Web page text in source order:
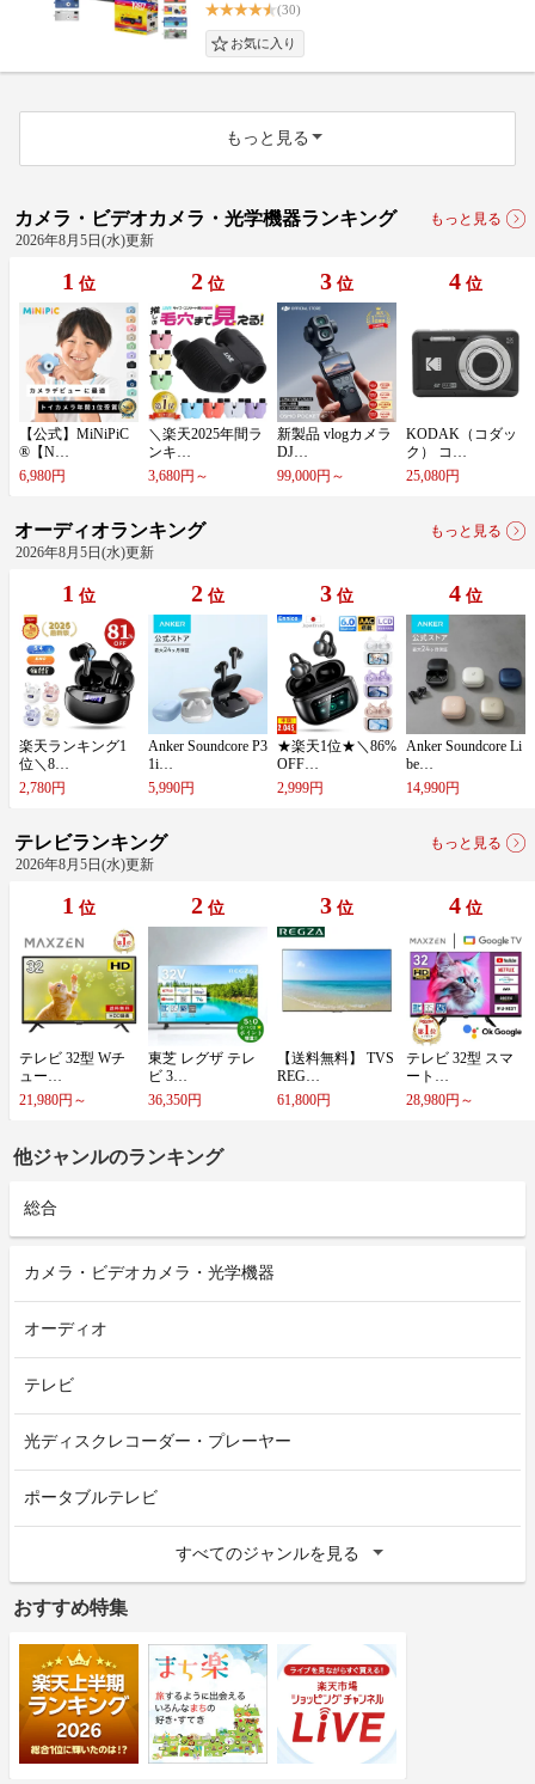
(30)
もっと見る
カメラ・ビデオカメラ・光学機器ランキング
もっと見る
2026年8月5日(水)更新
1 位
【​公​式​】​M​i​N​i​P​i​C​
®​【​N​…
6,980円
2 位
＼​楽​天​2​0​2​5​年​間​ラ​
ン​キ​…
3,680円～
3 位
新​製​品​ ​v​l​o​g​カ​メ​ラ​ ​
D​J​…
99,000円～
4 位
K​O​D​A​K​（​コ​ダ​ッ​
ク​）​ ​コ​…
25,080円
オーディオランキング
もっと見る
2026年8月5日(水)更新
1 位
楽​天​ラ​ン​キ​ン​グ​1​
位​＼​8​…
2,780円
2 位
A​n​k​e​r​ ​S​o​u​n​d​c​o​r​e​ ​P​3​
1​i​…
5,990円
3 位
★​楽​天​1​位​★​＼​8​6​%​
O​F​F​…
2,999円
4 位
A​n​k​e​r​ ​S​o​u​n​d​c​o​r​e​ ​L​i​
b​e​…
14,990円
テレビランキング
もっと見る
2026年8月5日(水)更新
1 位
テ​レ​ビ​ ​3​2​型​ ​W​チ​
ュ​ー​…
21,980円～
2 位
東​芝​ ​レ​グ​ザ​ ​テ​レ​
ビ​ ​3​…
36,350円
3 位
【​送​料​無​料​】​ ​T​V​S​
​R​E​G​…
61,800円
4 位
テ​レ​ビ​ ​3​2​型​ ​ス​マ​
ー​ト​…
28,980円～
他ジャンルのランキング
総合
カメラ・ビデオカメラ・光学機器
オーディオ
テレビ
光ディスクレコーダー・プレーヤー
ポータブルテレビ
すべてのジャンルを見る
おすすめ特集